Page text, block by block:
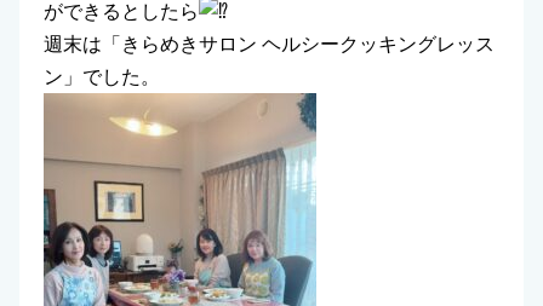
ができるとしたら
週末は「きらめきサロン ヘルシークッキングレッス
ン」でした。